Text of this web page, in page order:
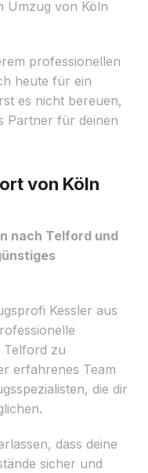
Umzug von Köln
professionellen
heute für ein
es nicht bereuen,
Partner für deinen
von Köln
nach Telford und
Kessler aus
zu
erfahrenes Team
die dir
dass deine
sicher und